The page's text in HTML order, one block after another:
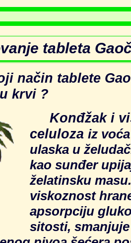
tableta
tablete
krvi ?
Konđžak i
celuloza iz
ulaska u
kao sunđer
želatinsku
viskoznost
apsorpciju
sitosti,